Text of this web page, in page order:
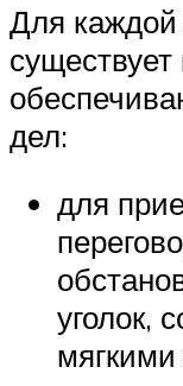
Для каждой
дел:
для
уголок,
мягкими